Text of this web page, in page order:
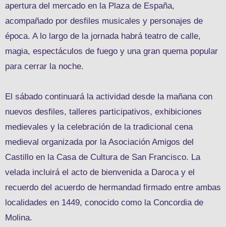
apertura del mercado en la Plaza de España,
acompañado por desfiles musicales y personajes de
época. A lo largo de la jornada habrá teatro de calle,
magia, espectáculos de fuego y una gran quema popular
para cerrar la noche.
El sábado continuará la actividad desde la mañana con
nuevos desfiles, talleres participativos, exhibiciones
medievales y la celebración de la tradicional cena
medieval organizada por la Asociación Amigos del
Castillo en la Casa de Cultura de San Francisco. La
velada incluirá el acto de bienvenida a Daroca y el
recuerdo del acuerdo de hermandad firmado entre ambas
localidades en 1449, conocido como la Concordia de
Molina.